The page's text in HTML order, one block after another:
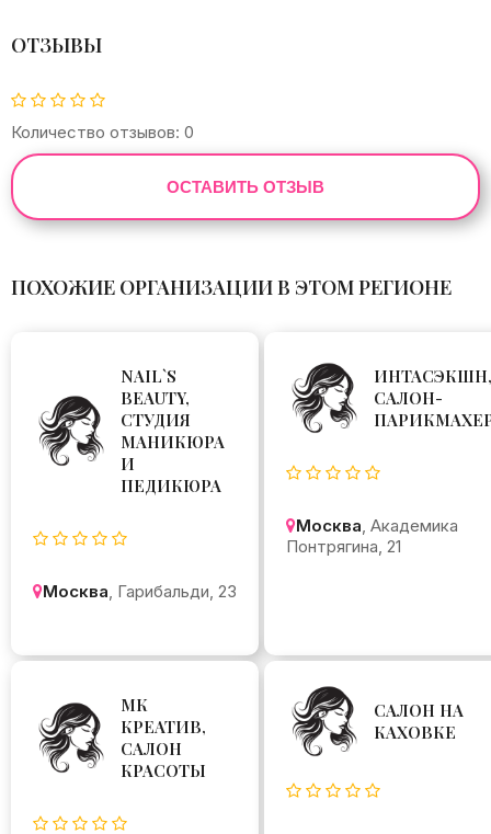
ОТЗЫВЫ
Количество отзывов: 0
ОСТАВИТЬ ОТЗЫВ
ПОХОЖИЕ ОРГАНИЗАЦИИ В ЭТОМ РЕГИОНЕ
NAIL`S
BEAUTY,
СТУДИЯ
МАНИКЮРА
И
ПЕДИКЮРА
Москва, Гарибальди, 23
ИНТАСЭКШН,
САЛОН-
Москва, Академика
Понтрягина, 21
МК
КРЕАТИВ,
САЛОН
КРАСОТЫ
САЛОН НА
КАХОВКЕ